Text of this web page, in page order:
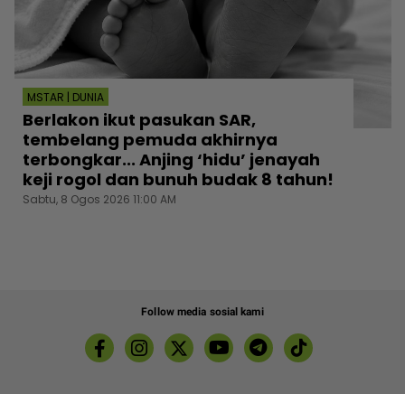
MSTAR | DUNIA
Berlakon ikut pasukan SAR,
tembelang pemuda akhirnya
terbongkar... Anjing ‘hidu’ jenayah
keji rogol dan bunuh budak 8 tahun!
Sabtu, 8 Ogos 2026 11:00 AM
Follow media sosial kami